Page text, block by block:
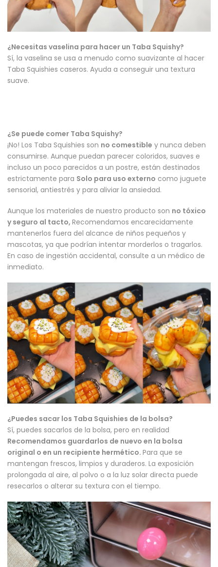
¿Necesitas vaselina para hacer un Taba Squishy?
Sí, la vaselina se usa a menudo como suavizante al hacer
Taba Squishies caseros. Ayuda a conseguir una textura
suave.
¿Se puede comer Taba Squishy?
¡No! Los Taba Squishies son no comestible y nunca deben
consumirse. Aunque puedan parecer coloridos, suaves e
incluso un poco parecidos a un postre, están destinados
estrictamente para Solo para uso externo como juguete
sensorial, antiestrés y para aliviar la ansiedad.
Aunque los materiales de nuestro producto son no tóxico
y seguro al tacto, Recomendamos encarecidamente
mantenerlos fuera del alcance de niños pequeños y
mascotas, ya que podrían intentar morderlos o tragarlos.
En caso de ingestión accidental, consulte a un médico de
inmediato.
¿Puedes sacar los Taba Squishies de la bolsa?
Sí, puedes sacarlos de la bolsa, pero en realidad
Recomendamos guardarlos de nuevo en la bolsa
original o en un recipiente hermético. Para que se
mantengan frescos, limpios y duraderos. La exposición
prolongada al aire, al polvo o a la luz solar directa puede
resecarlos o alterar su textura con el tiempo.